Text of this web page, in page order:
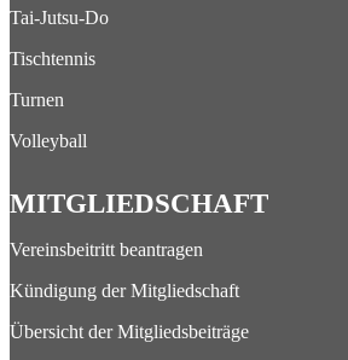
Tai-Jutsu-Do
Tischtennis
Turnen
Volleyball
MITGLIEDSCHAFT
Vereinsbeitritt beantragen
Kündigung der Mitgliedschaft
Übersicht der Mitgliedsbeiträge